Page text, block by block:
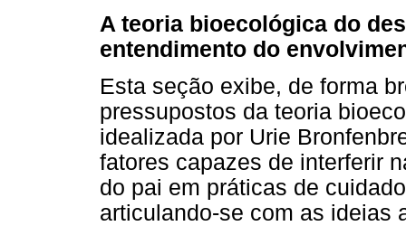
A teoria bioecológica do
entendimento do
Esta seção exibe, de forma
pressupostos da teoria
idealizada por Urie
fatores capazes de interferir
do pai em práticas de
articulando-se com as ideias